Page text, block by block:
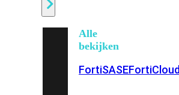
Alle
bekijken
FortiSASEFortiCloud